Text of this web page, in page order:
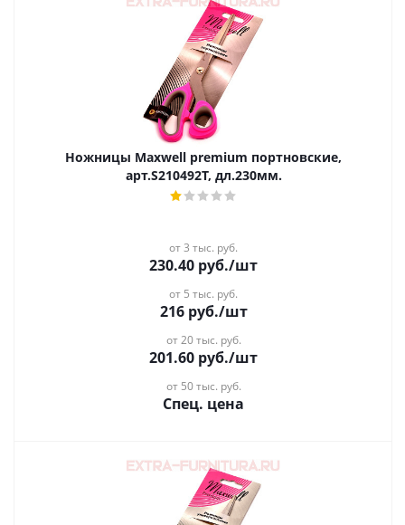
Ножницы Maxwell premium портновские,
арт.S210492Т, дл.230мм.
от 3 тыс. руб.
230.40 руб./шт
от 5 тыс. руб.
216руб./шт
от 20 тыс. руб.
201.60 руб./шт
от 50 тыс. руб.
Спец. цена